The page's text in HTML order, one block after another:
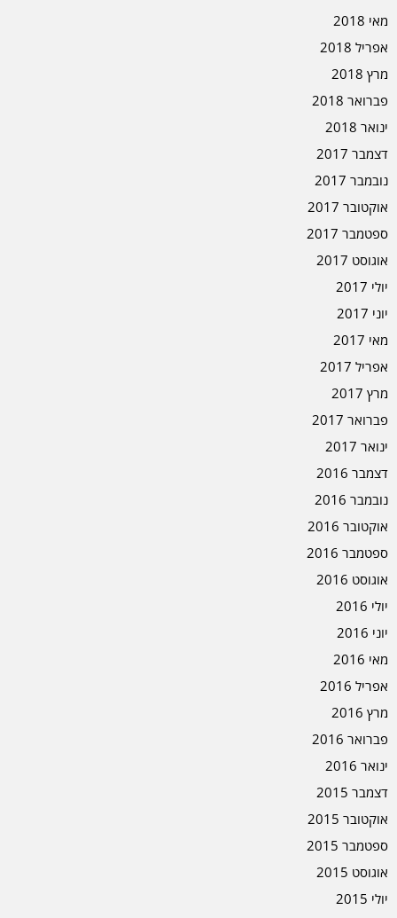
מאי 2018
אפריל 2018
מרץ 2018
פברואר 2018
ינואר 2018
דצמבר 2017
נובמבר 2017
אוקטובר 2017
ספטמבר 2017
אוגוסט 2017
יולי 2017
יוני 2017
מאי 2017
אפריל 2017
מרץ 2017
פברואר 2017
ינואר 2017
דצמבר 2016
נובמבר 2016
אוקטובר 2016
ספטמבר 2016
אוגוסט 2016
יולי 2016
יוני 2016
מאי 2016
אפריל 2016
מרץ 2016
פברואר 2016
ינואר 2016
דצמבר 2015
אוקטובר 2015
ספטמבר 2015
אוגוסט 2015
יולי 2015